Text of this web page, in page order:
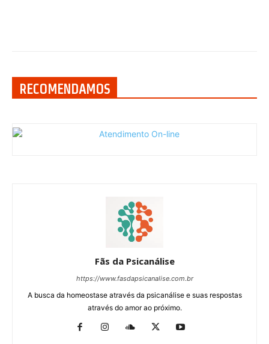
RECOMENDAMOS
Fãs da Psicanálise
https://www.fasdapsicanalise.com.br
A busca da homeostase através da psicanálise e suas respostas
através do amor ao próximo.